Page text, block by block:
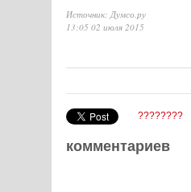
Источник: Думсо.ру
13:05 02 июля 2015
????????
комментариев